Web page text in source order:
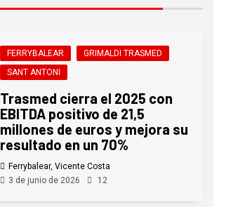
FERRYBALEAR
GRIMALDI TRASMED
SANT ANTONI
Trasmed cierra el 2025 con
EBITDA positivo de 21,5
millones de euros y mejora su
resultado en un 70%
Ferrybalear, Vicente Costa
3 de junio de 2026
12